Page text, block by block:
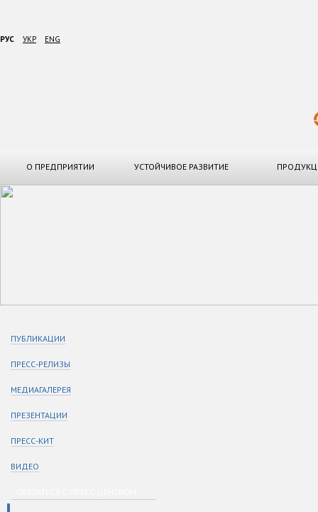
РУС УКР ENG
О ПРЕДПРИЯТИИ УСТОЙЧИВОЕ РАЗВИТИЕ
ПУБЛИКАЦИИ
ПРЕСС-РЕЛИЗЫ
МЕДИАГАЛЕРЕЯ
ПРЕЗЕНТАЦИИ
ПРЕСС-КИТ
ВИДЕО